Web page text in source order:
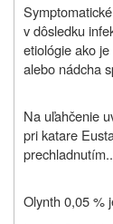
v dôsledku
etiológie ako
alebo nádcha
Na uľahčenie
pri katare
prechladnutím..
Olynth 0,05 %